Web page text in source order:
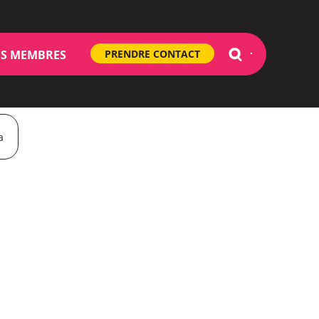
MEMBRES PRENDRE CONTACT